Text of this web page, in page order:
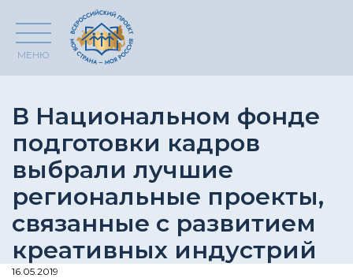
МЕНЮ
В Национальном фонде
подготовки кадров
выбрали лучшие
региональные проекты,
связанные с развитием
креативных индустрий
16.05.2019